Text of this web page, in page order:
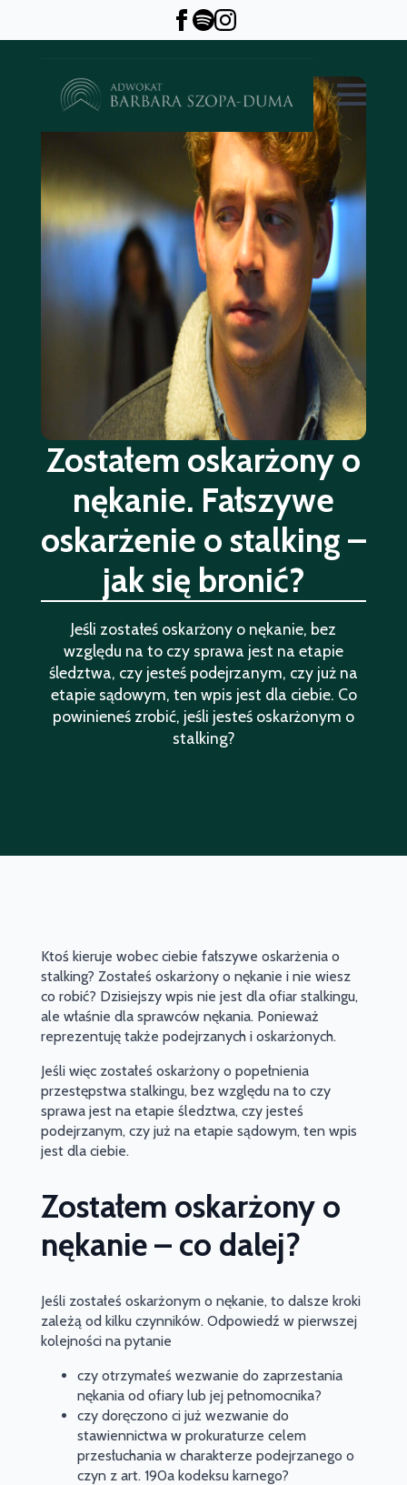
Zostałem oskarżony o
nękanie. Fałszywe
oskarżenie o stalking –
jak się bronić?
Jeśli zostałeś oskarżony o nękanie, bez
względu na to czy sprawa jest na etapie
śledztwa, czy jesteś podejrzanym, czy już na
etapie sądowym, ten wpis jest dla ciebie. Co
powinieneś zrobić, jeśli jesteś oskarżonym o
stalking?
Ktoś kieruje wobec ciebie fałszywe oskarżenia o
stalking? Zostałeś oskarżony o nękanie i nie wiesz
co robić? Dzisiejszy wpis nie jest dla ofiar stalkingu,
ale właśnie dla sprawców nękania. Ponieważ
reprezentuję także podejrzanych i oskarżonych.
Jeśli więc zostałeś oskarżony o popełnienia
przestępstwa stalkingu, bez względu na to czy
sprawa jest na etapie śledztwa, czy jesteś
podejrzanym, czy już na etapie sądowym, ten wpis
jest dla ciebie.
Zostałem oskarżony o
nękanie – co dalej?
Jeśli zostałeś oskarżonym o nękanie, to dalsze kroki
zależą od kilku czynników. Odpowiedź w pierwszej
kolejności na pytanie
czy otrzymałeś wezwanie do zaprzestania
nękania od ofiary lub jej pełnomocnika?
czy doręczono ci już wezwanie do
stawiennictwa w prokuraturze celem
przesłuchania w charakterze podejrzanego o
czyn z art. 190a kodeksu karnego?